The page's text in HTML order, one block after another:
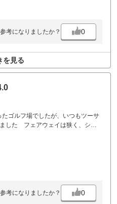
考になりましたか？ 0
を見る
ゴルフ場でしたが、いつもツーサ
した フェアウェイは狭く、ショ
マスター室の対応も良く、前の
す OBと3パットはありましたが、
事はセルフですが、トンテキは美
考になりましたか？ 0